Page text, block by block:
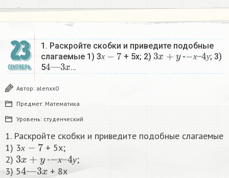
23
СЕНТЯБРЬ
1. Раскройте скобки и приведите подобные
слагаемые 1) 3х
х−7
+ 5x; 2)
3x+y
- х у
−х–
4у
; 3)
5
4— 3x
…
Автор: alenxx0
Предмет: Математика
Уровень: студенческий
1. Раскройте скобки и приведите подобные слагаемые
1) 3х
х−7
+ 5x;
2)
3x +y
- х у
−х–
4у
;
3) 5
4 —3x
+ 8x​